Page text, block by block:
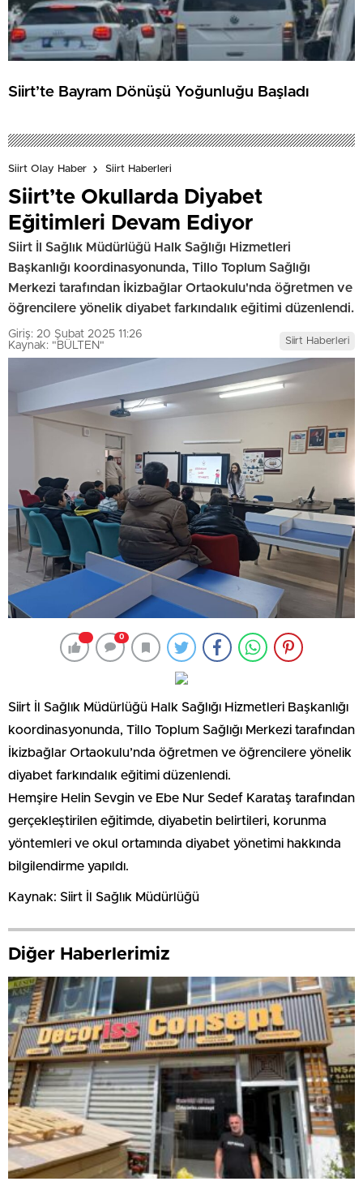
Siirt’te Bayram Dönüşü Yoğunluğu Başladı
Siirt Olay Haber Siirt Haberleri
Siirt’te Okullarda Diyabet
Eğitimleri Devam Ediyor
Siirt İl Sağlık Müdürlüğü Halk Sağlığı Hizmetleri
Başkanlığı koordinasyonunda, Tillo Toplum Sağlığı
Merkezi tarafından İkizbağlar Ortaokulu'nda öğretmen ve
öğrencilere yönelik diyabet farkındalık eğitimi düzenlendi.
Giriş: 20 Şubat 2025 11:26
Kaynak: "BÜLTEN"
Siirt Haberleri
0
Siirt İl Sağlık Müdürlüğü Halk Sağlığı Hizmetleri Başkanlığı
koordinasyonunda, Tillo Toplum Sağlığı Merkezi tarafından
İkizbağlar Ortaokulu’nda öğretmen ve öğrencilere yönelik
diyabet farkındalık eğitimi düzenlendi.
Hemşire Helin Sevgin ve Ebe Nur Sedef Karataş tarafından
gerçekleştirilen eğitimde, diyabetin belirtileri, korunma
yöntemleri ve okul ortamında diyabet yönetimi hakkında
bilgilendirme yapıldı.
Kaynak: Siirt İl Sağlık Müdürlüğü
Diğer Haberlerimiz